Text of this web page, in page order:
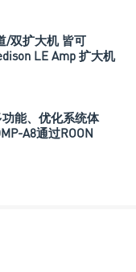
/双扩大机 皆可
LE Amp 扩大机
能、优化系统体
A8通过ROON